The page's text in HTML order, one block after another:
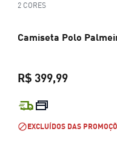
2 CORES
Camiseta Polo
R$ 399,99
EXCLUÍDOS DAS